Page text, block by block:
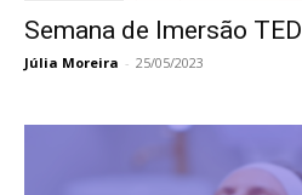
Semana de Imersão TED
Júlia Moreira - 25/05/2023